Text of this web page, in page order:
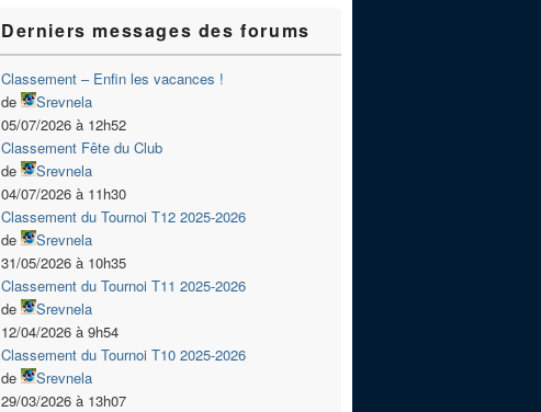
Derniers messages des forums
Classement – Enfin les vacances !
de
Srevnela
05/07/2026 à 12h52
Classement Fête du Club
de
Srevnela
04/07/2026 à 11h30
Classement du Tournoi T12 2025-2026
de
Srevnela
31/05/2026 à 10h35
Classement du Tournoi T11 2025-2026
de
Srevnela
12/04/2026 à 9h54
Classement du Tournoi T10 2025-2026
de
Srevnela
29/03/2026 à 13h07